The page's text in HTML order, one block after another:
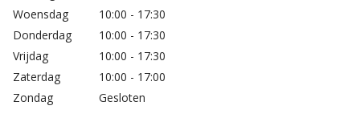
Woensdag
10:00 - 17:30
Donderdag
10:00 - 17:30
Vrijdag
10:00 - 17:30
Zaterdag
10:00 - 17:00
Zondag
Gesloten